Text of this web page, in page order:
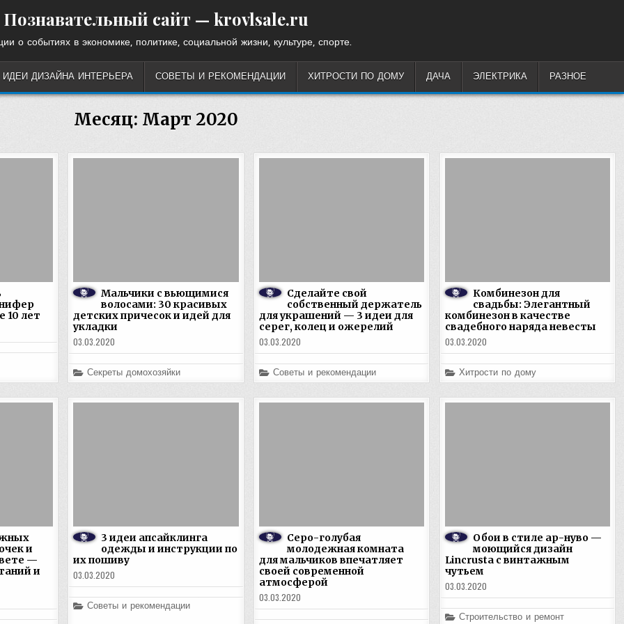
Познавательный сайт — krovlsale.ru
о событиях в экономике, политике, социальной жизни, культуре, спорте.
ИДЕИ ДИЗАЙНА ИНТЕРЬЕРА СОВЕТЫ И РЕКОМЕНДАЦИИ ХИТРОСТИ ПО ДОМУ ДАЧА ЭЛЕКТРИКА РАЗНОЕ
Месяц: Март 2020
10 лет
Мальчики с вьющимися
волосами: 30 красивых
детских причесок и идей для
укладки
03.03.2020
Posted
in
Секреты домохозяйки
Сделайте свой
собственный держатель
для украшений — 3 идеи для
серег, колец и ожерелий
03.03.2020
Posted
in
Советы и рекомендации
Комбинезон для
свадьбы: Элегантный
комбинезон в качестве
свадебного наряда невесты
03.03.2020
Posted
in
Хитрости по дому
и
—
и
3 идеи апсайклинга
одежды и инструкции по
их пошиву
03.03.2020
Posted
Советы и рекомендации
Серо-голубая
молодежная комната
для мальчиков впечатляет
своей современной
атмосферой
03.03.2020
Обои в стиле ар-нуво —
моющийся дизайн
Lincrusta с винтажным
чутьем
03.03.2020
Posted
Строительство и ремонт